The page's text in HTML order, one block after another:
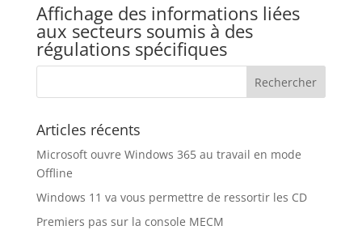
Affichage des informations liées
aux secteurs soumis à des
régulations spécifiques
Articles récents
Microsoft ouvre Windows 365 au travail en mode
Offline
Windows 11 va vous permettre de ressortir les CD
Premiers pas sur la console MECM